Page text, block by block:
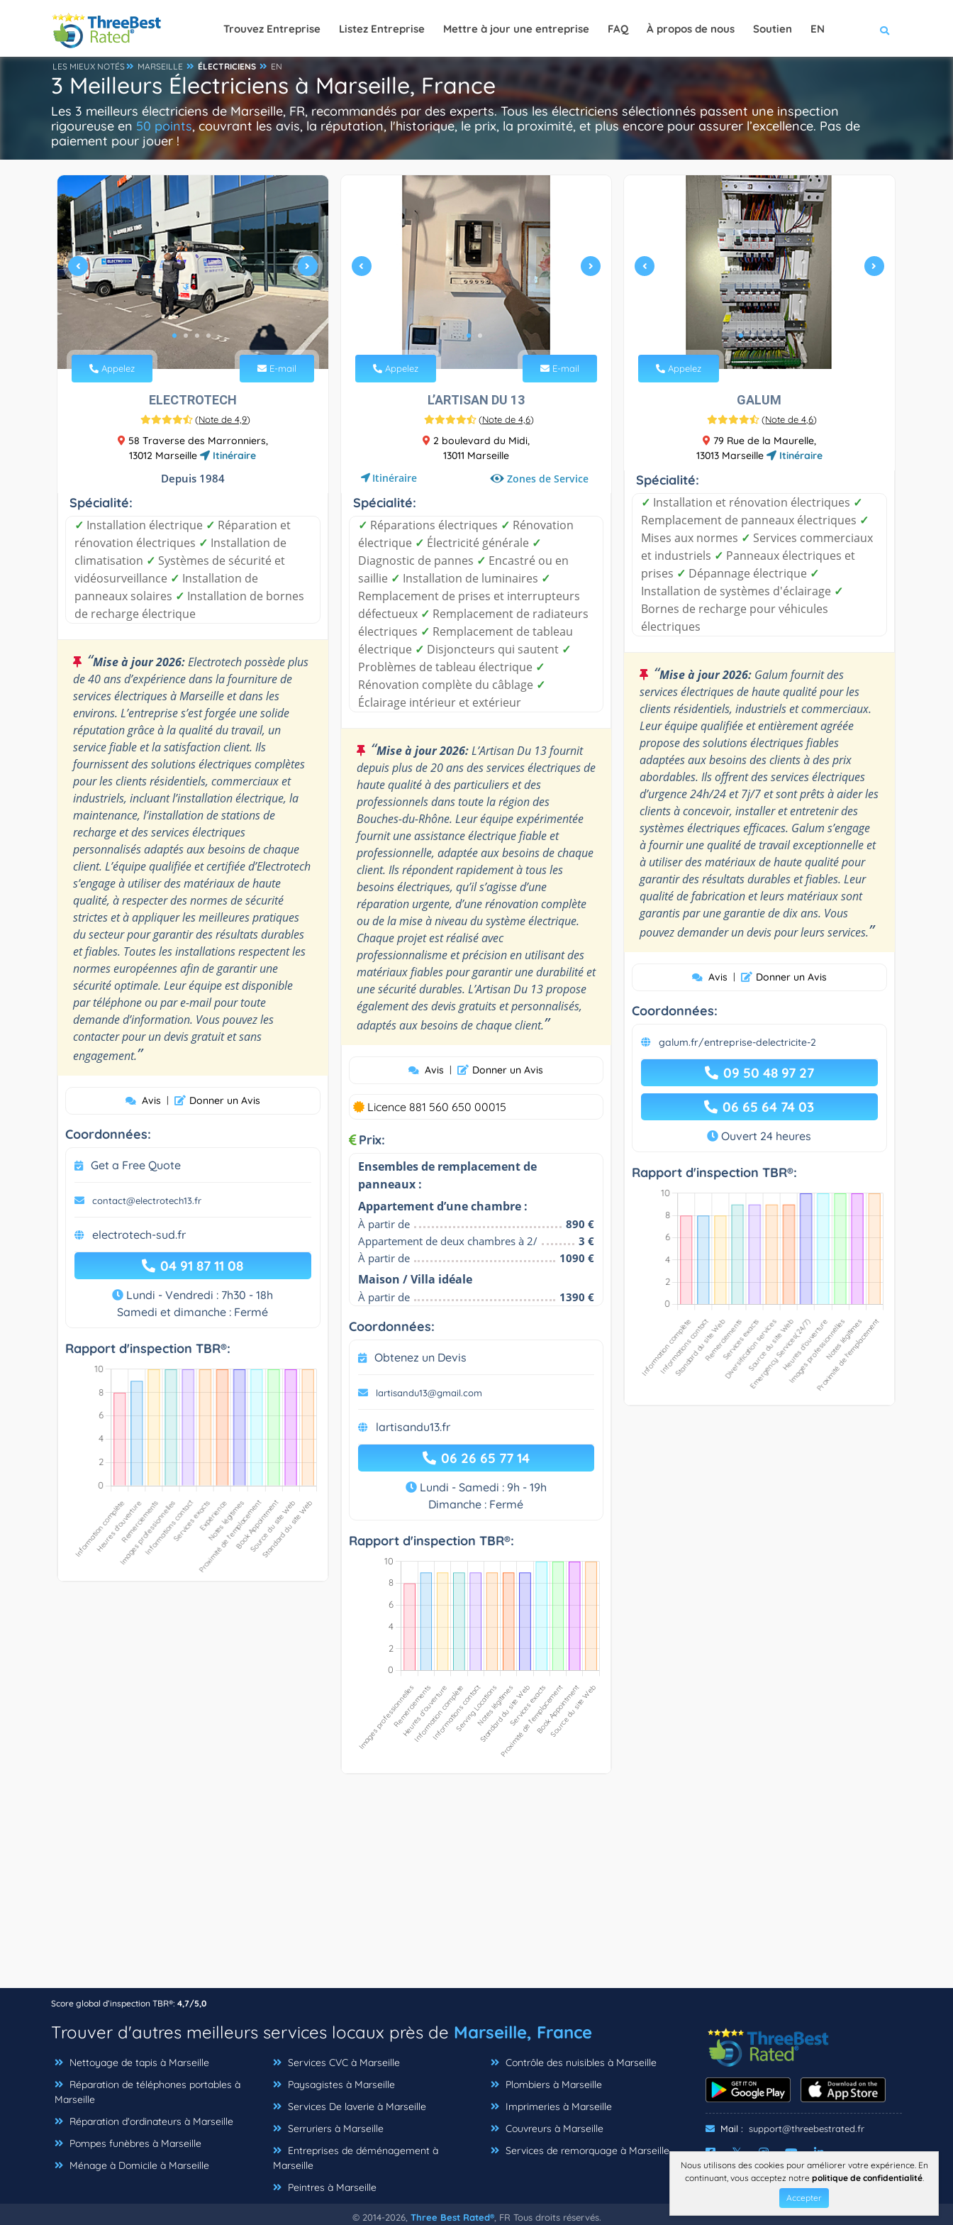
Trouvez Entreprise Listez Entreprise Mettre à jour une entreprise FAQ À propos de nous Soutien EN
LES MIEUX NOTÉS MARSEILLE ÉLECTRICIENS EN
3 Meilleurs Électriciens à Marseille, France
Les 3 meilleurs électriciens de Marseille, FR, recommandés par des experts. Tous les électriciens sélectionnés passent une inspection
rigoureuse en 50 points, couvrant les avis, la réputation, l'historique, le prix, la proximité, et plus encore pour assurer l’excellence. Pas de
paiement pour jouer !
Appelez E-mail
ELECTROTECH
(Note de 4,9)
58 Traverse des Marronniers,
13012 Marseille
Itinéraire
Depuis 1984
Spécialité:
✓ Installation électrique ✓ Réparation et
rénovation électriques ✓ Installation de
climatisation ✓ Systèmes de sécurité et
vidéosurveillance ✓ Installation de
panneaux solaires ✓ Installation de bornes
de recharge électrique
“Mise à jour 2026:Electrotech possède plus
de 40 ans d’expérience dans la fourniture de
services électriques à Marseille et dans les
environs. L’entreprise s’est forgée une solide
réputation grâce à la qualité du travail, un
service fiable et la satisfaction client. Ils
fournissent des solutions électriques complètes
pour les clients résidentiels, commerciaux et
industriels, incluant l’installation électrique, la
maintenance, l’installation de stations de
recharge et des services électriques
personnalisés adaptés aux besoins de chaque
client. L’équipe qualifiée et certifiée d’Electrotech
s’engage à utiliser des matériaux de haute
qualité, à respecter des normes de sécurité
strictes et à appliquer les meilleures pratiques
du secteur pour garantir des résultats durables
et fiables. Toutes les installations respectent les
normes européennes afin de garantir une
sécurité optimale. Leur équipe est disponible
par téléphone ou par e-mail pour toute
demande d’information. Vous pouvez les
contacter pour un devis gratuit et sans
engagement.”
Avis | Donner un Avis
Coordonnées:
Get a Free Quote
contact@electrotech13.fr
electrotech-sud.fr
04 91 87 11 08
Lundi - Vendredi : 7h30 - 18h
Samedi et dimanche : Fermé
Rapport d'inspection TBR®:
Appelez E-mail
L’ARTISAN DU 13
(Note de 4,6)
2 boulevard du Midi,
13011 Marseille
Itinéraire Zones de Service
Spécialité:
✓ Réparations électriques ✓ Rénovation
électrique ✓ Électricité générale ✓
Diagnostic de pannes ✓ Encastré ou en
saillie ✓ Installation de luminaires ✓
Remplacement de prises et interrupteurs
défectueux ✓ Remplacement de radiateurs
électriques ✓ Remplacement de tableau
électrique ✓ Disjoncteurs qui sautent ✓
Problèmes de tableau électrique ✓
Rénovation complète du câblage ✓
Éclairage intérieur et extérieur
“Mise à jour 2026:L’Artisan Du 13 fournit
depuis plus de 20 ans des services électriques de
haute qualité à des particuliers et des
professionnels dans toute la région des
Bouches-du-Rhône. Leur équipe expérimentée
fournit une assistance électrique fiable et
professionnelle, adaptée aux besoins de chaque
client. Ils répondent rapidement à tous les
besoins électriques, qu’il s’agisse d’une
réparation urgente, d’une rénovation complète
ou de la mise à niveau du système électrique.
Chaque projet est réalisé avec
professionnalisme et précision en utilisant des
matériaux fiables pour garantir une durabilité et
une sécurité durables. L’Artisan Du 13 propose
également des devis gratuits et personnalisés,
adaptés aux besoins de chaque client.”
Avis | Donner un Avis
Licence 881 560 650 00015
Prix:
Ensembles de remplacement de
panneaux :
Appartement d’une chambre :
À partir de
890 €
Appartement de deux chambres à 2/
3 €
À partir de
1090 €
Maison / Villa idéale
À partir de 1390 €
Coordonnées:
Obtenez un Devis
lartisandu13@gmail.com
lartisandu13.fr
06 26 65 77 14
Lundi - Samedi : 9h - 19h
Dimanche : Fermé
Rapport d'inspection TBR®:
Appelez
GALUM
(Note de 4,6)
79 Rue de la Maurelle,
13013 Marseille
Itinéraire
Spécialité:
✓ Installation et rénovation électriques ✓
Remplacement de panneaux électriques ✓
Mises aux normes ✓ Services commerciaux
et industriels ✓ Panneaux électriques et
prises ✓ Dépannage électrique ✓
Installation de systèmes d'éclairage ✓
Bornes de recharge pour véhicules
électriques
“Mise à jour 2026: Galum fournit des
services électriques de haute qualité pour les
clients résidentiels, industriels et commerciaux.
Leur équipe qualifiée et entièrement agréée
propose des solutions électriques fiables
adaptées aux besoins des clients à des prix
abordables. Ils offrent des services électriques
d’urgence 24h/24 et 7j/7 et sont prêts à aider les
clients à concevoir, installer et entretenir des
systèmes électriques efficaces. Galum s’engage
à fournir une qualité de travail exceptionnelle et
à utiliser des matériaux de haute qualité pour
garantir des résultats durables et fiables. Leur
qualité de fabrication et leurs matériaux sont
garantis par une garantie de dix ans. Vous
pouvez demander un devis pour leurs services.”
Avis | Donner un Avis
Coordonnées:
galum.fr/entreprise-delectricite-2
09 50 48 97 27
06 65 64 74 03
Ouvert 24 heures
Rapport d'inspection TBR®:
Score global d’inspection TBR®: 4,7/5,0
Trouver d'autres meilleurs services locaux près de Marseille, France
Nettoyage de tapis à Marseille
Réparation de téléphones portables à
Marseille
Réparation d'ordinateurs à Marseille
Pompes funèbres à Marseille
Ménage à Domicile à Marseille
Services CVC à Marseille
Paysagistes à Marseille
Services De laverie à Marseille
Serruriers à Marseille
Entreprises de déménagement à
Marseille
Peintres à Marseille
Contrôle des nuisibles à Marseille
Plombiers à Marseille
Imprimeries à Marseille
Couvreurs à Marseille
Services de remorquage à Marseille
Mail : support@threebestrated.fr
CONFIDENTIALITÉ
TERMES
MENTIONS LÉGALES
© 2014-2026, Three Best Rated®, FR Tous droits réservés.
Nous utilisons des cookies pour améliorer votre expérience. En
continuant, vous acceptez notre politique de confidentialité.
Accepter